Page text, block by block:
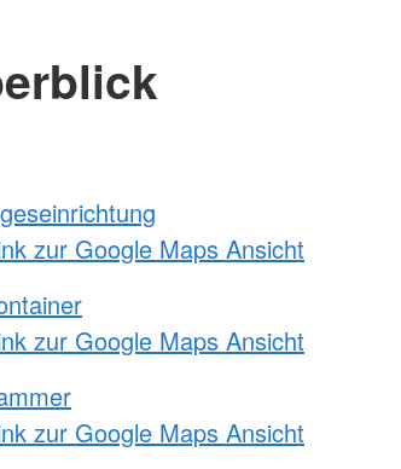
zur Google Maps Ansicht
zur Google Maps Ansicht
zur Google Maps Ansicht